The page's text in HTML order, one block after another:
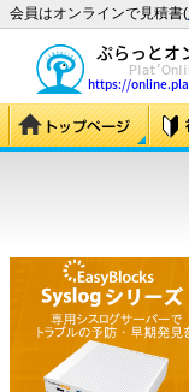
会員はオンラインで見積書(